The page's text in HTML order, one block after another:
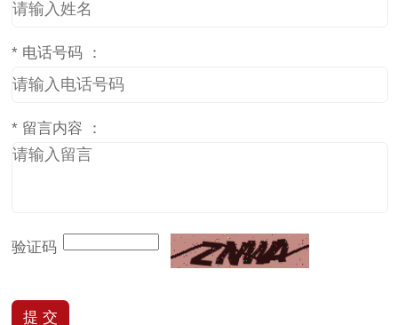
* 电话号码 ：
* 留言内容 ：
验证码